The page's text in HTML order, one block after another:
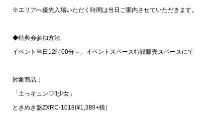
※エリアへ優先入場いただく時間は当日ご案内させていただきます。
◆特典会参加方法
イベント当日12時00分～、イベントスペース特設販売スペースにて
対象商品：
「土っキュン♡!!少女」
ときめき盤ZXRC-1018(¥1,389+税）